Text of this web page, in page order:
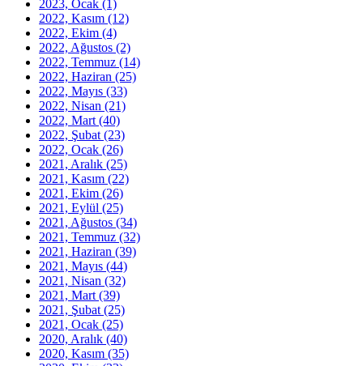
2023, Ocak (1)
2022, Kasım (12)
2022, Ekim (4)
2022, Ağustos (2)
2022, Temmuz (14)
2022, Haziran (25)
2022, Mayıs (33)
2022, Nisan (21)
2022, Mart (40)
2022, Şubat (23)
2022, Ocak (26)
2021, Aralık (25)
2021, Kasım (22)
2021, Ekim (26)
2021, Eylül (25)
2021, Ağustos (34)
2021, Temmuz (32)
2021, Haziran (39)
2021, Mayıs (44)
2021, Nisan (32)
2021, Mart (39)
2021, Şubat (25)
2021, Ocak (25)
2020, Aralık (40)
2020, Kasım (35)